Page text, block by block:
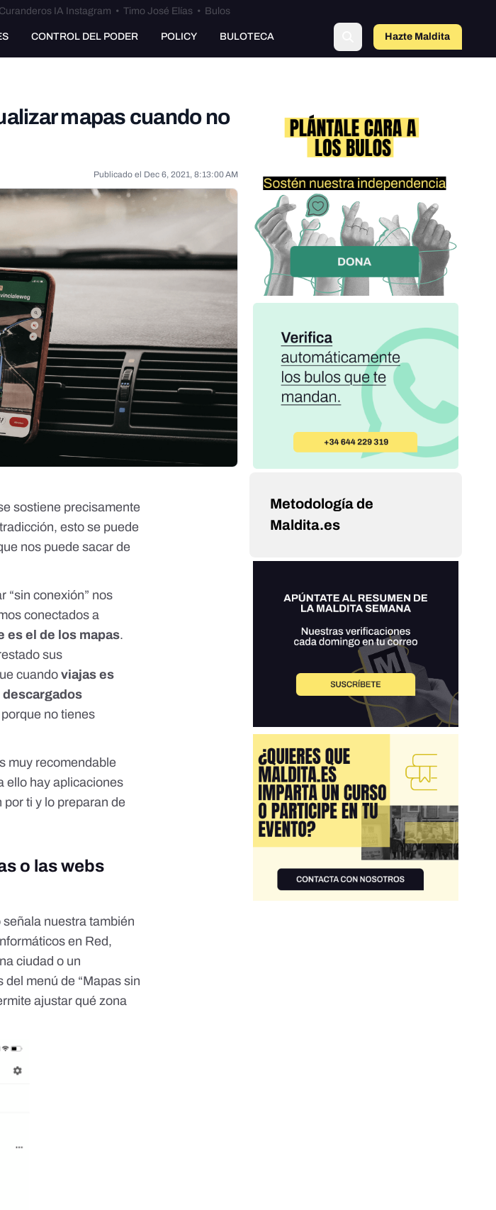
Curanderos IA Instagram • Timo José Elías • Bulos
CONTROL DEL PODER POLICY BULOTECA Hazte Maldito
mapas cuando no
Publicado el Dec 6, 2021, 8:13:00 AM
sostiene precisamente
esto se puede
nos puede sacar de
“sin conexión” nos
conectados a
es el de los mapas.
sus
cuandoviajas es
descargados
no tienes
muy recomendable
ello hay aplicaciones
ti y lo preparan de
o las webs
nuestra también
en Red,
ciudad o un
del menú de “Mapas sin
ajustar qué zona
Metodología de
Maldita.es